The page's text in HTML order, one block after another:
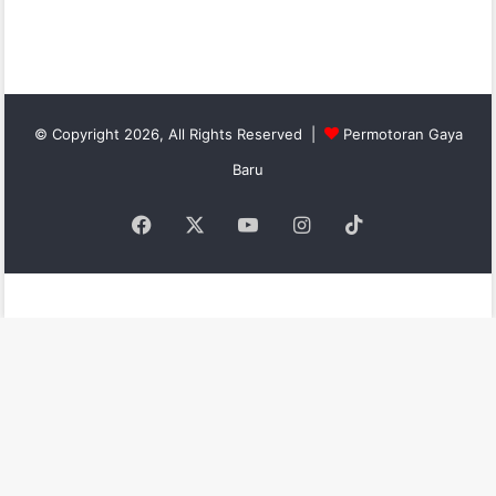
© Copyright 2026, All Rights Reserved |
Permotoran Gaya
Baru
Facebook YouTubeInstagram